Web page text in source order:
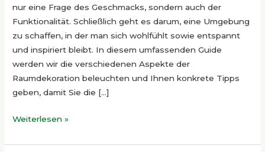
nur eine Frage des Geschmacks, sondern auch der
Funktionalität. Schließlich geht es darum, eine Umgebung
zu schaffen, in der man sich wohlfühlt sowie entspannt
und inspiriert bleibt. In diesem umfassenden Guide
werden wir die verschiedenen Aspekte der
Raumdekoration beleuchten und Ihnen konkrete Tipps
geben, damit Sie die […]
Weiterlesen »